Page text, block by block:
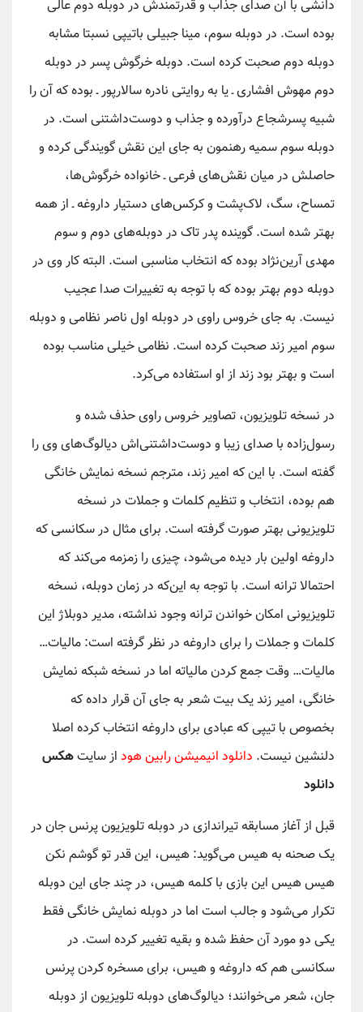
دانشی با آن صدای جذاب و قدرتمندش در دوبله دوم عالی
بوده است. در دوبله سوم، مینا جبیلی باتیپی نسبتا مشابه
دوبله دوم صحبت کرده است. دوبله خرگوش پسر در دوبله
دوم مهوش افشاری ـ یا به روایتی نادره سالارپور ـ بوده که آن را
شبیه پسرشجاع درآورده و جذاب و دوست‌داشتنی است. در
دوبله سوم سمیه رهنمون به جای این نقش گویندگی کرده و
حاصلش در میان نقش‌های فرعی ـ خانواده خرگوش‌ها،
تمساح، سگ، لاک‌پشت و کرکس‌ها‌ی دستیار داروغه ـ از همه
بهتر شده است. گوینده پدر تاک در دوبله‌های دوم و سوم
مهدی آرین‌نژاد بوده که انتخاب مناسبی است. البته کار وی در
دوبله دوم بهتر بوده که با توجه به تغییرات صدا عجیب
نیست. به جای خروس راوی در دوبله اول ناصر نظامی و دوبله
سوم امیر زند صحبت کرده است. نظامی خیلی مناسب بوده
است و بهتر بود زند از او استفاده می‌کرد.
در نسخه تلویزیون، تصاویر خروس راوی حذف شده و
رسول‌زاده با صدای زیبا و دوست‌داشتنی‌اش دیالوگ‌های وی را
گفته است. با این که امیر زند، مترجم نسخه نمایش خانگی
هم بوده، انتخاب و تنظیم کلمات و جملات در نسخه
تلویزیونی بهتر صورت گرفته است. برای مثال در سکانسی که
داروغه اولین بار دیده می‌شود، چیزی را زمزمه می‌کند که
احتمالا ترانه است. با توجه به این‌که در زمان دوبله، نسخه
تلویزیونی امکان خواندن ترانه وجود نداشته، مدیر دوبلاژ این
کلمات و جملات را برای داروغه در نظر گرفته است: مالیات…
مالیات… وقت جمع کردن مالیاته اما در نسخه شبکه نمایش
خانگی، امیر زند یک بیت شعر به جای آن قرار داده که
بخصوص با تیپی که عبادی برای داروغه انتخاب کرده اصلا
دلنشین نیست. دانلود انیمیشن رابین هود از سایتهکس
دانلود
قبل از آغاز مسابقه تیراندازی در دوبله تلویزیون پرنس جان در
یک صحنه به هیس می‌گوید: هیس، این قدر تو گوشم نکن
هیس هیس این بازی با کلمه هیس، در چند جای این دوبله
تکرار می‌شود و جالب است اما در دوبله نمایش خانگی فقط
یکی دو مورد آن حفظ شده و بقیه تغییر کرده است. در
سکانسی هم که داروغه و هیس، برای مسخره کردن پرنس
جان، شعر می‌خوانند؛ دیالوگ‌های دوبله تلویزیون از دوبله